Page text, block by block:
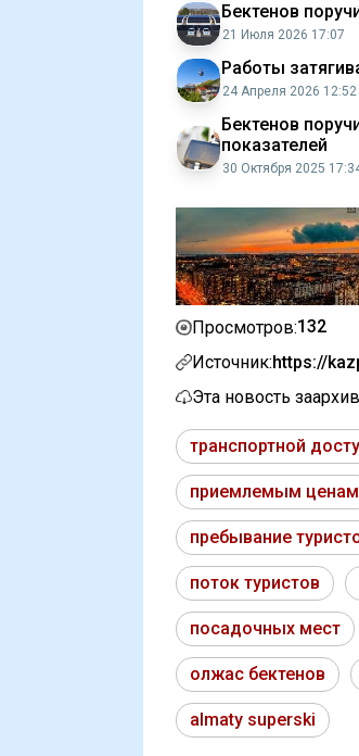
Бектенов
21 Июля 2026 17:07
Работы
24 Апреля 2026 12:52
Бектенов
показателей
30 Октября 2025
Просмотров:132
Источник:https://
Эта новость
транспортной
приемлемым ценам
пребывание
поток туристов
посадочных мест
олжас бектенов
almaty superski